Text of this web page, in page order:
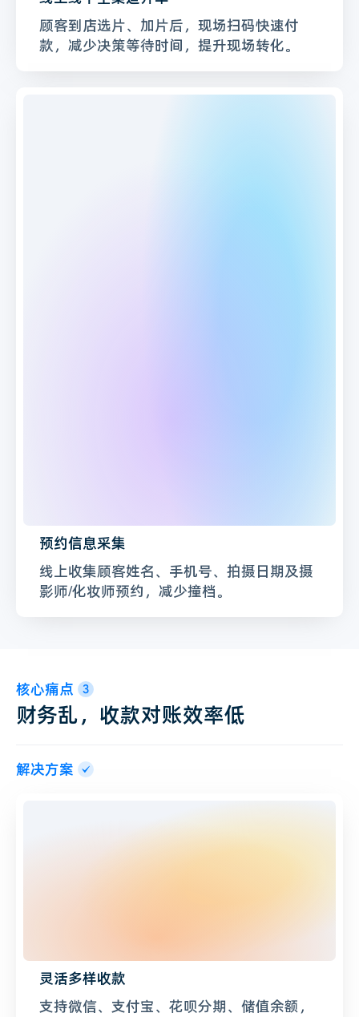
顾客到店选片、加片后，现场扫码快速付
款，减少决策等待时间，提升现场转化。
预约信息采集
线上收集顾客姓名、手机号、拍摄日期及摄
影师/化妆师预约，减少撞档。
核心痛点 3
财务乱，收款对账效率低
解决方案
灵活多样收款
支持微信、支付宝、花呗分期、储值余额，